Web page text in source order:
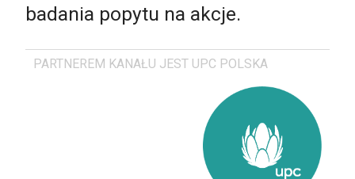
badania popytu na akcje.
PARTNEREM KANAŁU JEST UPC POLSKA